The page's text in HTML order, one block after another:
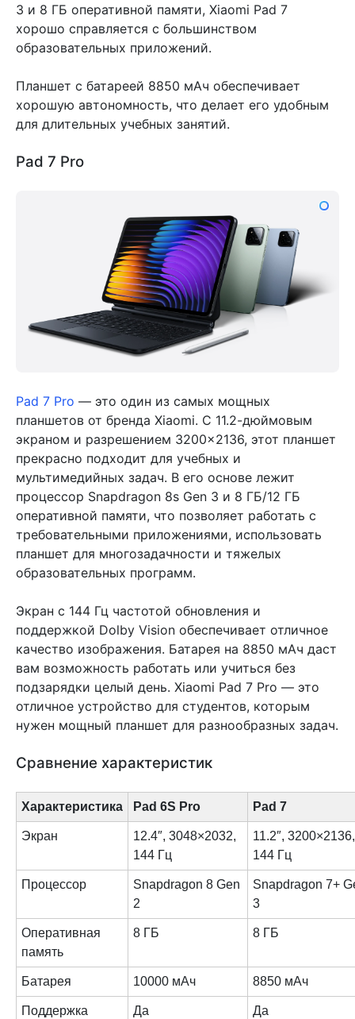
3 и 8 ГБ оперативной памяти, Xiaomi Pad 7
хорошо справляется с большинством
образовательных приложений.
Планшет с батареей 8850 мАч обеспечивает
хорошую автономность, что делает его удобным
для длительных учебных занятий.
Pad 7 Pro
Pad 7 Pro — это один из самых мощных
планшетов от бренда Xiaomi. С 11.2-дюймовым
экраном и разрешением 3200×2136, этот планшет
прекрасно подходит для учебных и
мультимедийных задач. В его основе лежит
процессор Snapdragon 8s Gen 3 и 8 ГБ/12 ГБ
оперативной памяти, что позволяет работать с
требовательными приложениями, использовать
планшет для многозадачности и тяжелых
образовательных программ.
Экран с 144 Гц частотой обновления и
поддержкой Dolby Vision обеспечивает отличное
качество изображения. Батарея на 8850 мАч даст
вам возможность работать или учиться без
подзарядки целый день. Xiaomi Pad 7 Pro — это
отличное устройство для студентов, которым
нужен мощный планшет для разнообразных задач.
Сравнение характеристик
Характеристика Pad 6S Pro Pad 7
Экран
12.4″, 3048×2032,
144 Гц
11.2″, 3200×2136,
144 Гц
Процессор
Snapdragon 8 Gen
2
Snapdragon 7+
3
Оперативная
память
8 ГБ 8 ГБ
Батарея 10000 мАч 8850 мАч
Поддержка Да Да